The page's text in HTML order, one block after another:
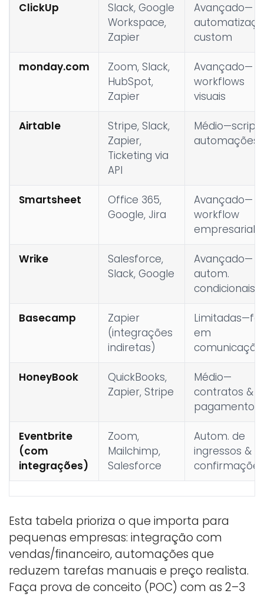
ClickUp
Slack, Google
Workspace,
Zapier
Avançado—
custom
monday.com
Zoom, Slack,
HubSpot,
Zapier
Avançado—
workflows
visuais
Airtable
Stripe, Slack,
Zapier,
Ticketing via
API
automações
Smartsheet
Office 365,
Google, Jira
Avançado—
workflow
empresarial
Wrike
Salesforce,
Slack, Google
Avançado—
autom.
condicionais
Basecamp
Zapier
(integrações
indiretas)
em
comunicação
HoneyBook
QuickBooks,
Zapier, Stripe
Médio—
contratos &
pagamentos
Eventbrite
(com
integrações)
Zoom,
Mailchimp,
Salesforce
Autom. de
ingressos &
confirmações
Esta tabela prioriza o que importa para
pequenas empresas: integração com
vendas/financeiro, automações que
reduzem tarefas manuais e preço realista.
Faça prova de conceito (POC) com as 2–3